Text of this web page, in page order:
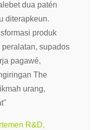
dua patén
diterapkeun.
produk
supados
pagawé,
The
urang,
R&D,